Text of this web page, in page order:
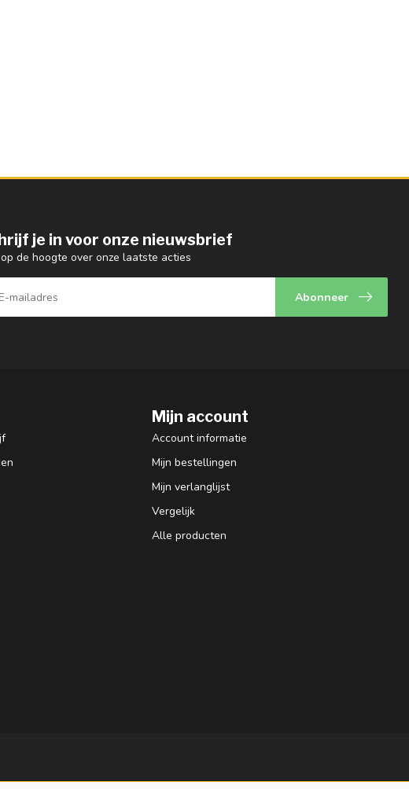
je in voor onze nieuwsbrief
de hoogte over onze laatste acties
Abonneer
Mijn account
Account informatie
Mijn bestellingen
Mijn verlanglijst
Vergelijk
Alle producten